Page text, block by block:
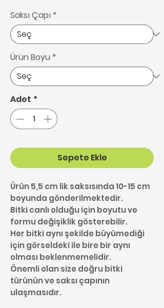
Saksı Çapı *
Ürün Boyu *
Adet *
Sepete Ekle
Ürün 5,5 cm lik saksısında 10-15 cm
boyunda gönderilmektedir.
Bitki canlı olduğu için boyutu ve
formu değişiklik gösterebilir.
Her bitki aynı şekilde büyümediği
için görseldeki ile bire bir aynı
olması beklenmemelidir.
Önemli olan size doğru bitki
türünün ve saksı çapının
ulaşmasıdır.